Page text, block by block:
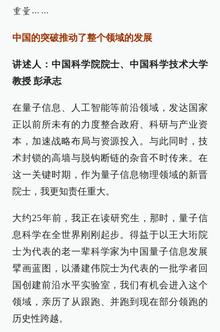
重量……
中国的突破推动了整个领域的发展
讲述人：中国科学院院士、中国科学技术大学
教授 彭承志
在量子信息、人工智能等前沿领域，发达国家
正以前所未有的力度整合政府、科研与产业资
本，加速战略布局与资源投入。与此同时，技
术封锁的高墙与脱钩断链的杂音不时传来。在
这一关键时期，作为量子信息物理领域的新晋
院士，我更知责任重大。
大约25年前，我正在读研究生，那时，量子信
息科学在全世界刚刚起步。得益于以王大珩院
士为代表的老一辈科学家为中国量子信息发展
擘画蓝图，以潘建伟院士为代表的一批学者回
国创建前沿水平实验室，我们有机会进入这个
领域，亲历了从跟跑、并跑到现在部分领跑的
历史性跨越。